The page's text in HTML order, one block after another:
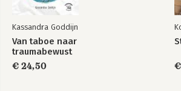
Kassandra Goddijn
Van taboe naar
traumabewust
€ 24,50